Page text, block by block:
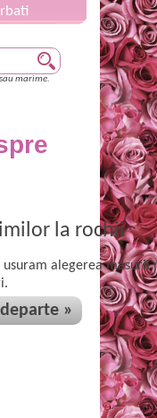
marime.
la rochii
usuram alegerea
»